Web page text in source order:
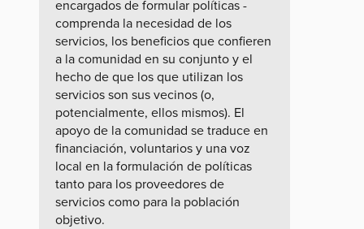
encargados de formular políticas -
comprenda la necesidad de los
servicios, los beneficios que confieren
a la comunidad en su conjunto y el
hecho de que los que utilizan los
servicios son sus vecinos (o,
potencialmente, ellos mismos). El
apoyo de la comunidad se traduce en
financiación, voluntarios y una voz
local en la formulación de políticas
tanto para los proveedores de
servicios como para la población
objetivo.